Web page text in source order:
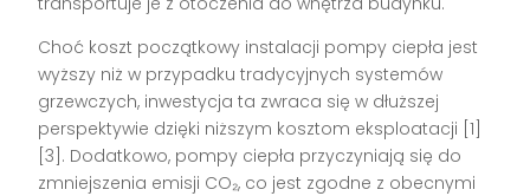
Choć koszt początkowy instalacji pompy ciepła jest
wyższy niż w przypadku tradycyjnych systemów
grzewczych, inwestycja ta zwraca się w dłuższej
perspektywie dzięki niższym kosztom eksploatacji [1]
[3]. Dodatkowo, pompy ciepła przyczyniają się do
zmniejszenia emisji CO₂, co jest zgodne z obecnymi